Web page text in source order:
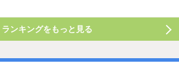
ランキングをもっと見る